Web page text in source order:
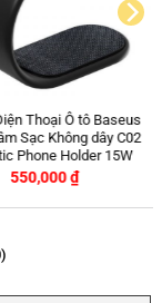
Thoại Ô tô Baseus
Sạc Không dây C02
Phone Holder 15W
550,000₫